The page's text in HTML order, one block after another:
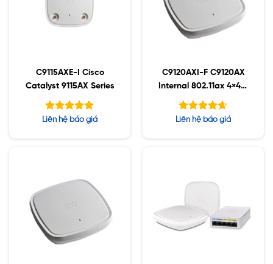
C9115AXE-I Cisco
Catalyst 9115AX Series
Được xếp
Liên hệ báo giá
C9120AXI-F C9120AX
Internal 802.11ax 4×4:4
MIMO;IOT;BT5;mGig;U
SB;RHL
Được xếp
Liên hệ báo giá